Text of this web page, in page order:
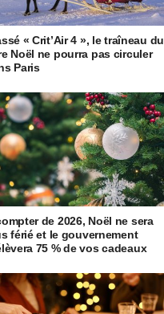
« Crit’Air 4 », le traîneau du
Noël ne pourra pas circuler
Paris
de 2026, Noël ne sera
férié et le gouvernement
75 % de vos cadeaux